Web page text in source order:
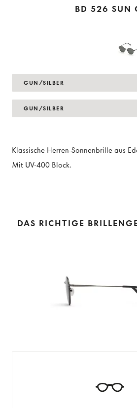
BD 526 SUN
GUN/SILBER
GUN/SILBER
Klassische Herren-Sonnenbrille aus
Mit UV-400 Block.
DAS RICHTIGE